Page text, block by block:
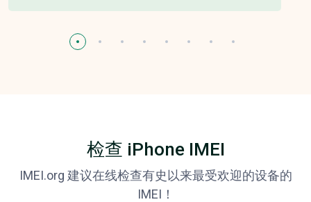
检查 iPhone IMEI
IMEI.org 建议在线检查有史以来最受欢迎的设备的
IMEI！